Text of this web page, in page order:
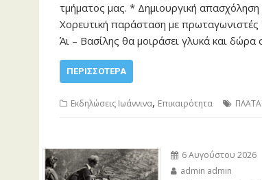
τμήματος μας. * Δημιουργική
Χορευτική παράσταση με
Άι – Βασίλης θα μοιράσει γλυκά και δώρα
ΠΕΡΙΣΣΌΤΕΡΑ
Εκδηλώσεις Ιωάννινα, Επικαιρότητα
6 Αυγούστου 2026
admin admin